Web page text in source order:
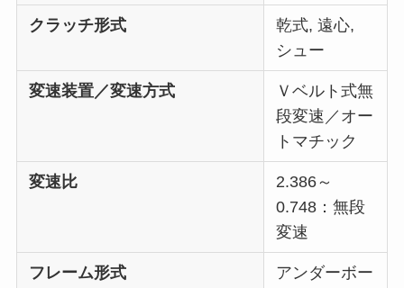
クラッチ形式
乾式, 遠心,
シュー
変速装置／変速方式
Ｖベルト式無
段変速／オー
トマチック
変速比
2.386～
0.748：無段
変速
フレーム形式
アンダーボー